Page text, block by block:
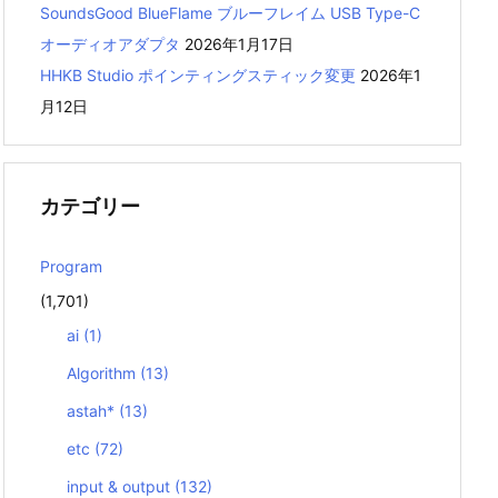
SoundsGood BlueFlame ブルーフレイム USB Type-C
オーディオアダプタ 2026年1月17日
HHKB Studio ポインティングスティック変更 2026年1
月12日
カテゴリー
Program
(1,701)
ai (1)
Algorithm (13)
astah* (13)
etc (72)
input & output (132)